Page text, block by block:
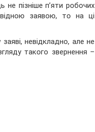
не пізніше п’яти робочих
заявою, то на ці
невідкладно, але не
такого звернення –